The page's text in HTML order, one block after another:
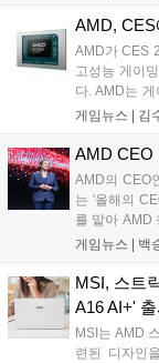
불구하고 AI
울리는 심플
에도 불구하
UHD+의 해상
는 디스플레
AMD,
AMD가 CES
고성능 게이
다. AMD는
AAA급 게임...
게임뉴스 | 김
AMD CEO
AMD의 CEO
는 '올해의
를 맡아 AMD
는 올해의
게임뉴스 | 백
MSI, 스트
A16 AI+' 출
MSI는 AMD
련된 디자인